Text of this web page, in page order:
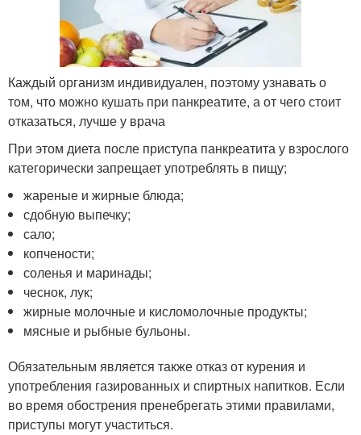
Каждый организм индивидуален, поэтому узнавать о
том, что можно кушать при панкреатите, а от чего стоит
отказаться, лучше у врача
При этом диета после приступа панкреатита у взрослого
категорически запрещает употреблять в пищу;
жареные и жирные блюда;
сдобную выпечку;
сало;
копчености;
соленья и маринады;
чеснок, лук;
жирные молочные и кисломолочные продукты;
мясные и рыбные бульоны.
Обязательным является также отказ от курения и
употребления газированных и спиртных напитков. Если
во время обострения пренебрегать этими правилами,
приступы могут участиться.